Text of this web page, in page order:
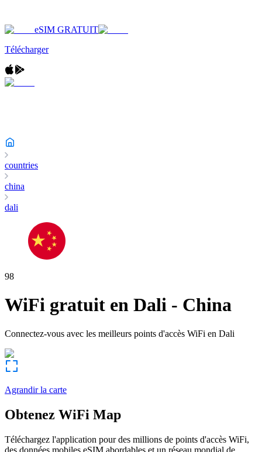
eSIM GRATUIT
Télécharger
countries
china
dali
98
WiFi gratuit en Dali - China
Connectez-vous avec les meilleurs points d'accès WiFi en Dali
Agrandir la carte
Obtenez WiFi Map
Téléchargez l'application pour des millions de points d'accès WiFi,
des données mobiles eSIM abordables et un réseau mondial de